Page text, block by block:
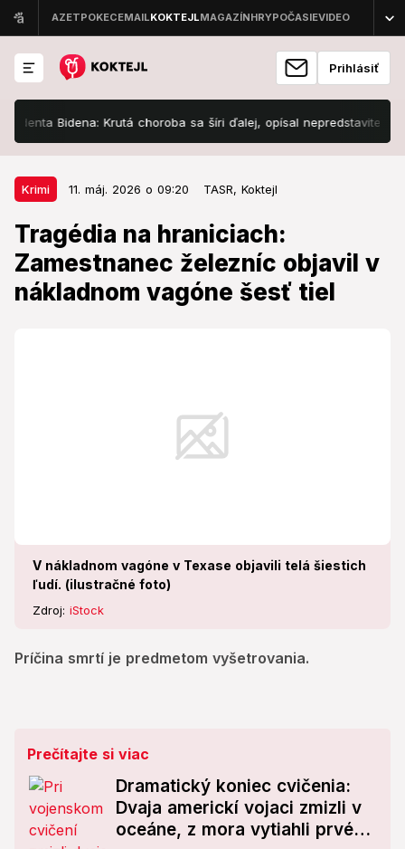
Prihlásiť
Bidena: Krutá choroba sa šíri ďalej, opísal nepredstaviteľnú
Krimi 11. máj. 2026 o 09:20 TASR, Koktejl
Tragédia na hraniciach:
Zamestnanec železníc objavil v
nákladnom vagóne šesť tiel
V nákladnom vagóne v Texase objavili telá šiestich
ľudí. (ilustračné foto)
Zdroj: iStock
Príčina smrtí je predmetom vyšetrovania.
Krimi 11. máj. 2026 o 09:20
Tragédia na hraniciach:
Zamestnanec železníc objavil v
nákladnom vagóne šesť tiel
Prečítajte si viac
Dramatický koniec cvičenia:
Dvaja americkí vojaci zmizli v
oceáne, z mora vytiahli prvé